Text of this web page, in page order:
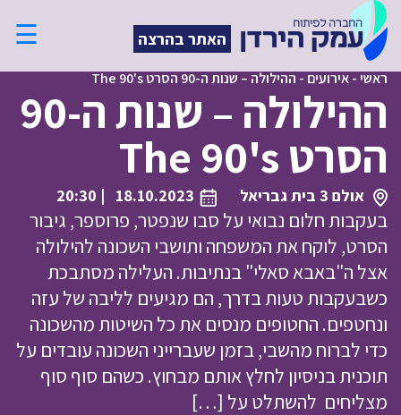
האתר בהרצה ☰
ראשי-אירועים - ההילולה – שנות ה-90 הסרט The 90's
ההילולה – שנות ה-90
הסרט The 90's
אולם 3 בית גבריאל 18.10.2023
| 20:30
בעקבות חלום נבואי על סבו שנפטר, פרוספר, גיבור
הסרט, לוקח את המשפחה ותושבי השכונה להילולה
אצל ה"באבא סאלי" בנתיבות. העלילה מסתבכת
כשבעקבות טעות בדרך, הם מגיעים לליבה של עזה
ונחטפים. החטופים מנסים את כל השיטות מהשכונה
כדי לברוח מהשבי, בזמן שעברייני השכונה עובדים על
תוכנית בניסיון לחלץ אותם מבחוץ. כשהם סוף סוף
מצליחים להשתלט על […]